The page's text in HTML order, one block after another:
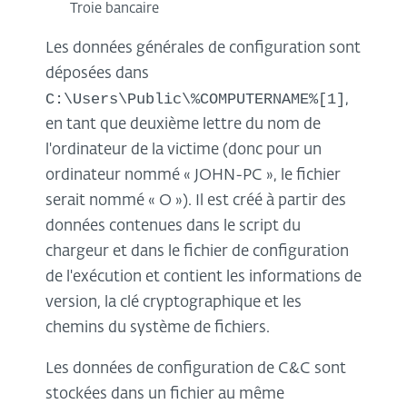
Troie bancaire
Les données générales de configuration sont
déposées dans
C:\Users\Public\%COMPUTERNAME%[1] ,
en tant que deuxième lettre du nom de
l'ordinateur de la victime (donc pour un
ordinateur nommé « JOHN-PC », le fichier
serait nommé « O »). Il est créé à partir des
données contenues dans le script du
chargeur et dans le fichier de configuration
de l'exécution et contient les informations de
version, la clé cryptographique et les
chemins du système de fichiers.
Les données de configuration de C&C sont
stockées dans un fichier au même